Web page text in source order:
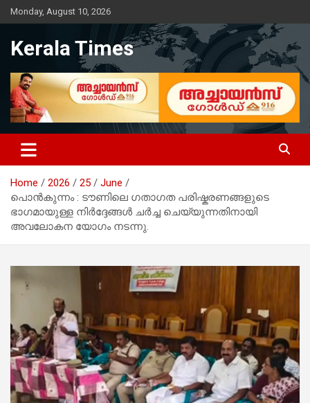
Skip
to
Monday, August 10, 2026
Kerala Times
Home 2026 25
June
പൊൻകുന്നം : ടൗണിലെ ഗതാഗത പരിഷ്കരണങ്ങളുടെ
ഭാഗമായുള്ള നിർദ്ദേങ്ങൾ ചർച്ച ചെയ്യുന്നതിനായി
അവലോകന യോഗം നടന്നു.